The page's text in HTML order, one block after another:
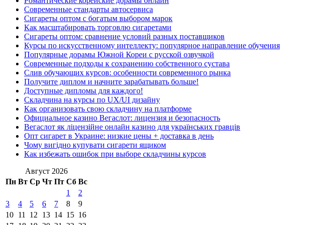
Современные стандарты автосервиса
Сигареты оптом с богатым выбором марок
Как масштабировать торговлю сигаретами
Сигареты оптом: сравнение условий разных поставщиков
Курсы по искусственному интеллекту: популярное направление обучения
Популярные дорамы Южной Кореи с русской озвучкой
Современные подходы к сохранению собственного сустава
Слив обучающих курсов: особенности современного рынка
Получите диплом и начните зарабатывать больше!
Доступные дипломы для каждого!
Складчина на курсы по UX/UI дизайну
Как организовать свою складчину на платформе
Официальное казино Вегаслот: лицензия и безопасность
Вегаслот як ліцензійне онлайн казино для українських гравців
Опт сигарет в Украине: низкие цены + доставка в день
Чому вигідно купувати сигарети ящиком
Как избежать ошибок при выборе складчины курсов
Август 2026
Пн Вт Ср Чт Пт Сб Вс
1
2
3
4 5 6 7 8
9
10 11 12 13 14 15 16